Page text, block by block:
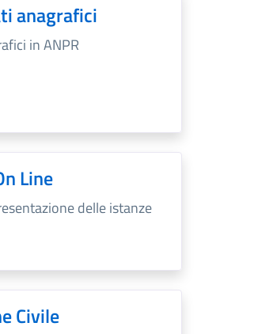
anagrafici
in ANPR
Line
delle istanze
Civile